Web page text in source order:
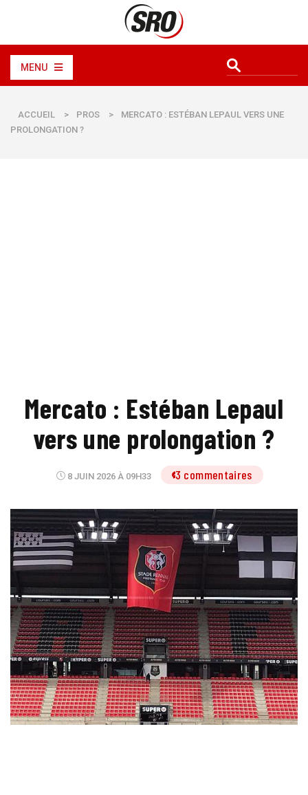
MENU
ACCUEIL > PROS >
MERCATO : ESTÉBAN LEPAUL VERS UNE
PROLONGATION ?
Mercato : Estéban Lepaul
vers une prolongation ?
8 JUIN 2026 À 09H33 3 commentaires